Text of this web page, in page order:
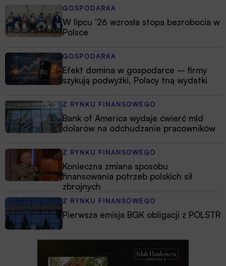
GOSPODARKA
W lipcu ’26 wzrosła stopa bezrobocia w
Polsce
GOSPODARKA
Efekt domina w gospodarce – firmy
szykują podwyżki, Polacy tną wydatki
Z RYNKU FINANSOWEGO
Bank of America wydaje ćwierć mld
dolarów na odchudzanie pracowników
Z RYNKU FINANSOWEGO
Konieczna zmiana sposobu
finansowania potrzeb polskich sił
zbrojnych
Z RYNKU FINANSOWEGO
Pierwsza emisja BGK obligacji z POLSTR